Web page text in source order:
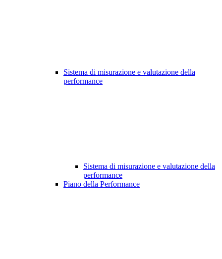
Sistema di misurazione e valutazione della
performance
Sistema di misurazione e valutazione della
performance
Piano della Performance